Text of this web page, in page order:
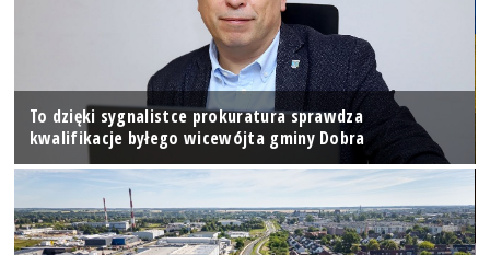
To dzięki sygnalistce prokuratura sprawdza
kwalifikacje byłego wicewójta gminy Dobra